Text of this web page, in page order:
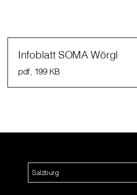
Infoblatt SOMA Wörgl
pdf, 199 KB
Salzburg